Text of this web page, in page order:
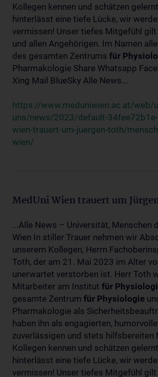
Kollegen kennen und schätzen
hinterlässt eine tiefe Lücke, wir
vermissen! Unser tiefes Mitgefühl gilt
und allen Angehörigen. Im Namen
des gesamten Zentrums für
Pharmakologie Share Whatsapp
Xing Mail BlueSky Alle News...
https://www.meduniwien.ac.at/web/
uns/news/2023/default-
wien-trauert-um-juergen-toth/
wien/
MedUni Wien trauert um
...Alle News – Universität, Menschen
Wien In stiller Trauer nehmen wir
unserem Kollegen, Herrn
Toth, der am 21. Mai 2023 im Alter
unerwartet verstorben ist. Herr Toth
Mitarbeiter am Institut für
gesamte Zentrum für Physiologie
Pharmakologie als
haben ihn als engagierten,
zuverlässigen und stets hilfsbereiten
Kollegen kennen und schätzen
hinterlässt eine tiefe Lücke, wir
vermissen! Unser tiefes Mitgefühl gilt